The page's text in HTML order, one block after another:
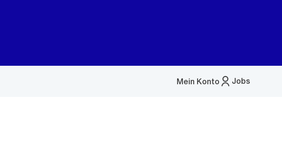
Jobs
Mein Konto
Menü